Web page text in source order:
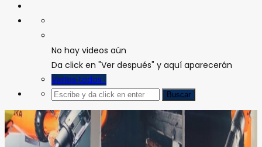
No hay videos aún
Da click en "Ver después" y aquí aparecerán
Verlos todos